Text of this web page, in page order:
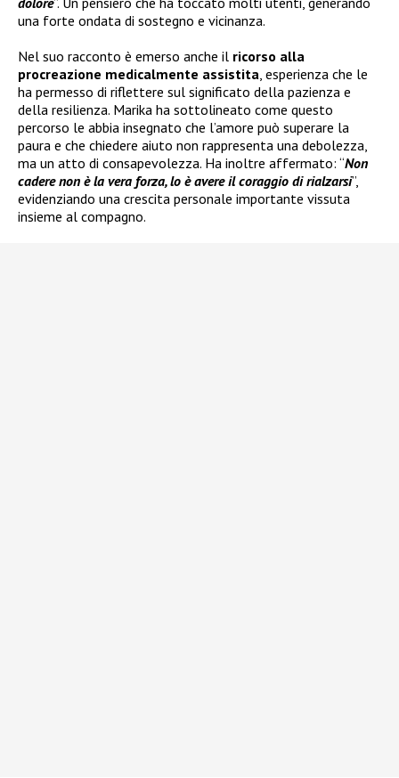
una forte ondata di sostegno e vicinanza.
Nel suo racconto è emerso anche il ricorso alla
procreazione medicalmente assistita, esperienza che le
ha permesso di riflettere sul significato della pazienza e
della resilienza. Marika ha sottolineato come questo
percorso le abbia insegnato che l’amore può superare la
paura e che chiedere aiuto non rappresenta una debolezza,
ma un atto di consapevolezza. Ha inoltre affermato: “Non
cadere non è la vera forza, lo è avere il coraggio di rialzarsi”,
evidenziando una crescita personale importante vissuta
insieme al compagno.